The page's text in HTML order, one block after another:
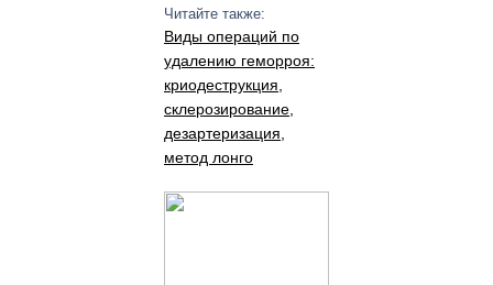
Читайте также:
Виды операций по
удалению геморроя:
криодеструкция,
склерозирование,
дезартеризация,
метод лонго